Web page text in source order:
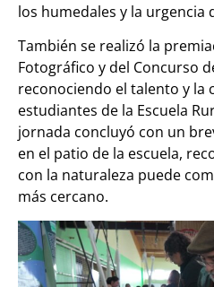
los humedales y la urgencia
También se realizó la
Fotográfico y del Concurso
reconociendo el talento y la
estudiantes de la Escuela
jornada concluyó con un
en el patio de la escuela,
con la naturaleza puede
más cercano.